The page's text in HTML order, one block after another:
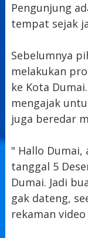
Pengunjung
tempat sejak
Sebelumnya
melakukan
ke Kota
mengajak
juga beredar
" Hallo Dumai,
tanggal 5
Dumai. Jadi
gak dateng,
rekaman